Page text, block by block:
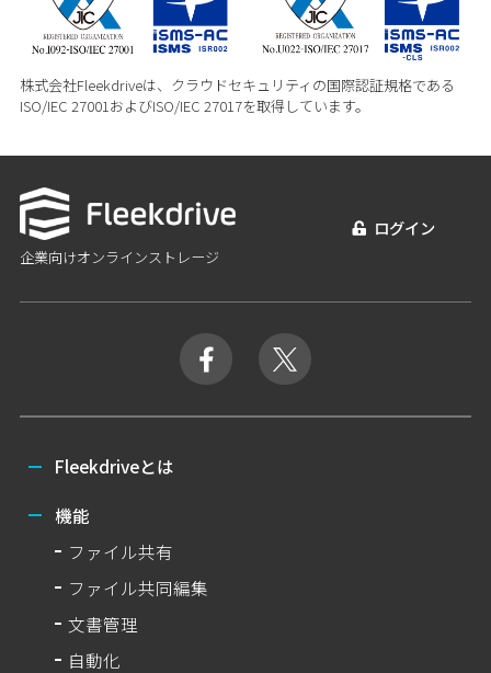
株式会社Fleekdriveは、クラウドセキュリティの国際認証規格である
ISO/IEC 27001およびISO/IEC 27017を取得しています。
企業向けオンラインストレージ
ログイン
Fleekdriveとは
機能
ファイル共有
ファイル共同編集
文書管理
自動化